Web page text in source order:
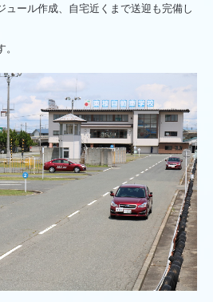
ュール作成、自宅近くまで送迎も完備し